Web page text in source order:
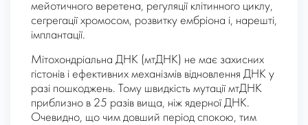
мейотичного веретена, регуляції клітинного циклу,
сегрегації хромосом, розвитку ембріона і, нарешті,
імплантації.
Мітохондріальна ДНК (мтДНК) не має захисних
гістонів і ефективних механізмів відновлення ДНК у
разі пошкоджень. Тому швидкість мутації мтДНК
приблизно в 25 разів вища, ніж ядерної ДНК.
Очевидно, що чим довший період спокою, тим